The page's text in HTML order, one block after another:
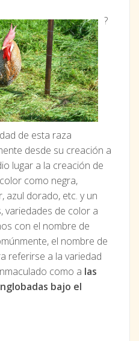
?
de esta raza
desde su creación a
lugar a la creación de
como negra,
azul dorado, etc. y un
variedades de color a
con el nombre de
el nombre de
referirse a la variedad
como a las
bajo el